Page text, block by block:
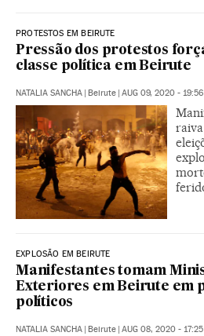
PROTESTOS EM BEIRUTE
Pressão dos protestos
classe política em Beirute
NATALIA SANCHA Beirute AUG 09, 2020 - 19:56
EXPLOSÃO EM BEIRUTE
Manifestantes tomam
Exteriores em Beirute em
políticos
NATALIA SANCHA Beirute AUG 08, 2020 - 17:25